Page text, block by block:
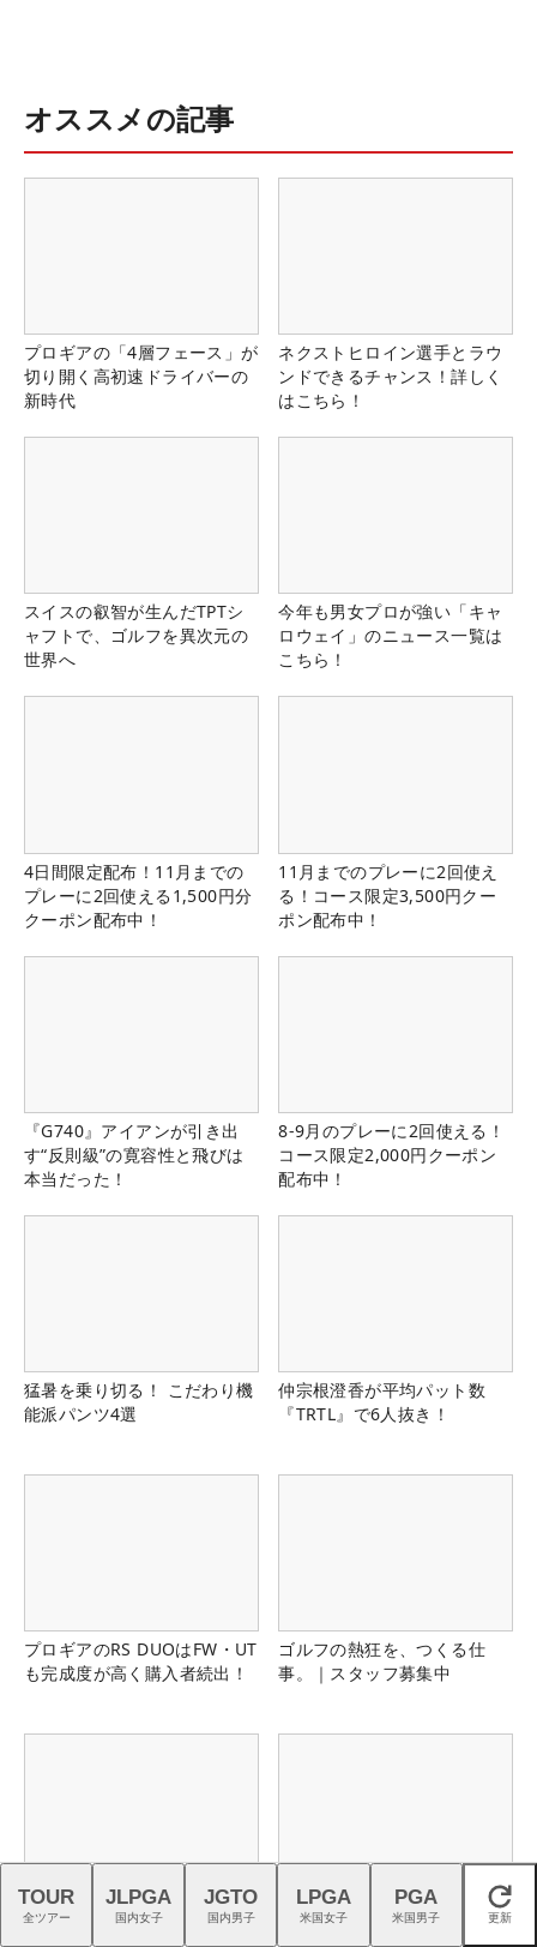
オススメの記事
プロギアの「4層フェース」が
切り開く高初速ドライバーの
新時代
ネクストヒロイン選手とラウ
ンドできるチャンス！詳しく
はこちら！
スイスの叡智が生んだTPTシ
ャフトで、ゴルフを異次元の
世界へ
今年も男女プロが強い「キャ
ロウェイ」のニュース一覧は
こちら！
4日間限定配布！11月までの
プレーに2回使える1,500円分
クーポン配布中！
11月までのプレーに2回使え
る！コース限定3,500円クー
ポン配布中！
『G740』アイアンが引き出
す“反則級”の寛容性と飛びは
本当だった！
8-9月のプレーに2回使える！
コース限定2,000円クーポン
配布中！
猛暑を乗り切る！ こだわり機
能派パンツ4選
仲宗根澄香が平均パット数
『TRTL』で6人抜き！
プロギアのRS DUOはFW・UT
も完成度が高く購入者続出！
ゴルフの熱狂を、つくる仕
事。｜スタッフ募集中
最新モデル『FJクオンタム』
アディダス『コードカオス
閉じる
TOUR
全ツアー
JLPGA
国内女子
JGTO
国内男子
LPGA
米国女子
PGA
米国男子 更新